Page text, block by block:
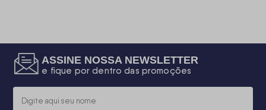
ASSINE NOSSA NEWSLETTER
e fique por dentro das promoções